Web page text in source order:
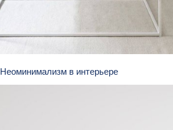
Неоминимализм в интерьере